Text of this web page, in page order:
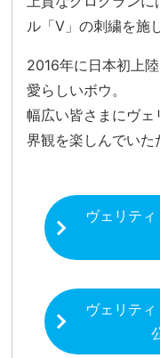
ル「V」の刺繍を施
2016年に日本初上
愛らしいボウ。
幅広い皆さまにヴ
界観を楽しんでいた
ヴェリテ
ヴェリテ